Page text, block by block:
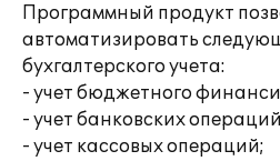
Программный продукт
автоматизировать
бухгалтерского учета:
- учет бюджетного
- учет банковских
- учет кассовых операций;